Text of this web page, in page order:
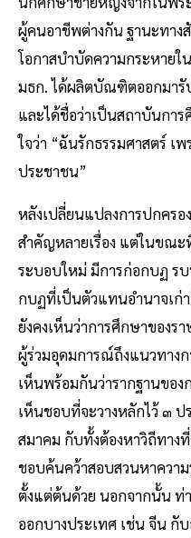
ผู้คนอาชีพต่างกัน ฐานะทาง
โอกาสบำบัดความกระหาย
มธก. ได้ผลิตบัณฑิตออกมารั
และได้ชื่อว่าเป็นสถาบันกา
ใจว่า “ฉันรักธรรมศาสตร์ เ
ประชาชน”
หลังเปลี่ยนแปลงการปกคร
สำคัญหลายเรื่อง แต่ในขณะ
ระบอบใหม่ มีการก่อกบฏ ร
กบฏที่เป็นตัวแทนอำนาจเก่
ยังคงเห็นว่าการศึกษาของร
ผู้ร่วมอุดมการณ์ถึงแนวทาง
เห็นพร้อมกันว่ารากฐานขอ
เห็นชอบที่จะวางหลักไว้ ๓ ป
สมาคม กับทั้งต้องหาวิถีทาง
ชอบค้นคว้าสอบสวนหาควา
ตั้งแต่ต้นด้วย นอกจากนั้น ท่
ออกบางประเทศ เช่น จีน กั